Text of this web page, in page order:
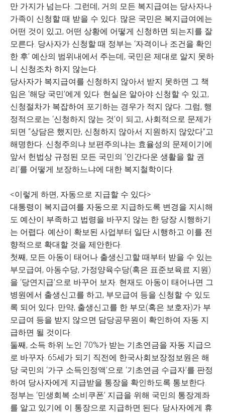
만 가지가 넘는다. 그런데, 거의 모든 복지급여는 당사자나
가족이 신청할 때 받을 수 있다. 많은 국민은 복지급여에는
어떤 것이 있고, 어떤 상황에 어떻게 신청하면 되는지를 잘
모른다. 당사자가 신청할 때 정부는 ‘자격이나 조건을 확인
한 후’ 예산의 범위내에서 주는데, 국민은 제대로 알지 못하
니 신청조차 하지 않는다.
당사자가 복지급여를 신청하지 않아서 받지 못하면 그 책
임은 ‘해당 국민’에게 있다. 현실은 알아야 신청할 수 있고,
신청절차가 복잡하여 포기하는 경우가 적지 않다. 그럼, 행
정적으로는 ‘신청하지 않는 것’이 되고, 사회적으로 문제가
되면 “상담은 했지만, 신청하지 않아서 지원하지 않았다”고
해명한다. 신청주의냐 보편주의냐는 효율성의 문제이기에
앞서 헌법상 규정된 모든 국민의 ‘인간다운 생활을 할 권
리’를 어떻게 보장하느냐에 대한 복지철학이다.
<이렇게 하면, 자동으로 지급할 수 있다>
대통령이 복지급여를 자동으로 지급하도록 변경을 지시해
도 예산이 부족하고 법령을 바꾸지 않는 한 당장 시행하기
는 어렵다. 예산이 확보된 사업부터 일단 시행하고 이를 전
향적으로 확대할 것을 제안한다.
첫째, 모든 아동이 태어나 출생신고할 때부터 받을 수 있는
부모급여, 아동수당, 가정양육수당(혹은 표준보육료 지원)
을 ‘당연지급’으로 바꾸어 보자. 현재도 아동이 태어나면 그
병원에서 출생신고를 하고, 부모급여 등을 신청할 수 있도
록 되어 있다. 만약, 출생신고를 한 부모(혹은 보호자)가 부
모급여 등을 받지 않으면 담당공무원이 확인하여 자동 지
급하면 될 것이다.
둘째, 소득 하위 노인 70%가 받는 기초연금을 자동 지급으
로 바꾸자. 65세가 되기 직전에 한국사회보장정보원은 해
당 국민의 ‘가구 소득인정액’으로 ‘기초연금 수급자’를 판정
하여 당사자에게 지급받을 통장을 확인하도록 통보한다.
정부는 ‘민생회복 소비쿠폰’ 지급을 위해 국민의 통장계좌
를 알고 있기에 이 통장으로 지급하면 된다. 당사자에게 휴